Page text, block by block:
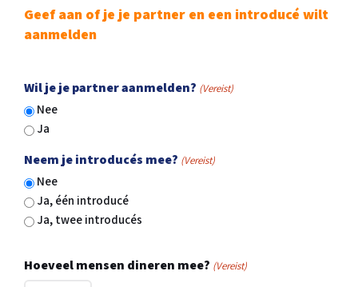
Geef aan of je je partner en een introducé wilt
aanmelden
Wil je je partner aanmelden? (Vereist)
Nee
Ja
Neem je introducés mee? (Vereist)
Nee
Ja, één introducé
Ja, twee introducés
Hoeveel mensen dineren mee? (Vereist)